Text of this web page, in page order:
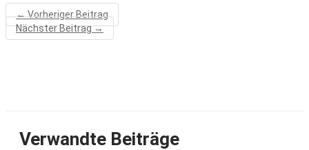
←Vorheriger Beitrag
Nächster Beitrag→
Verwandte Beiträge